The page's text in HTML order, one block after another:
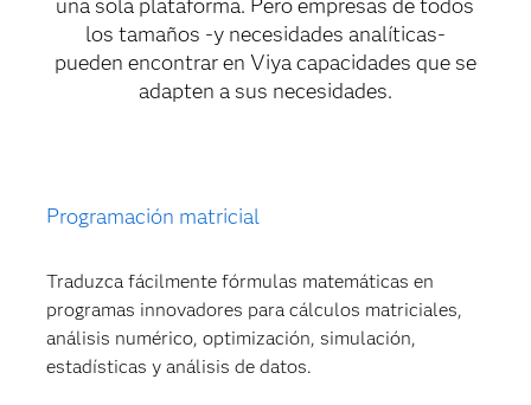
una sola plataforma. Pero empresas de todos
los tamaños -y necesidades analíticas-
pueden encontrar en Viya capacidades que se
adapten a sus necesidades.
Programación matricial
Traduzca fácilmente fórmulas matemáticas en
programas innovadores para cálculos matriciales,
análisis numérico, optimización, simulación,
estadísticas y análisis de datos.